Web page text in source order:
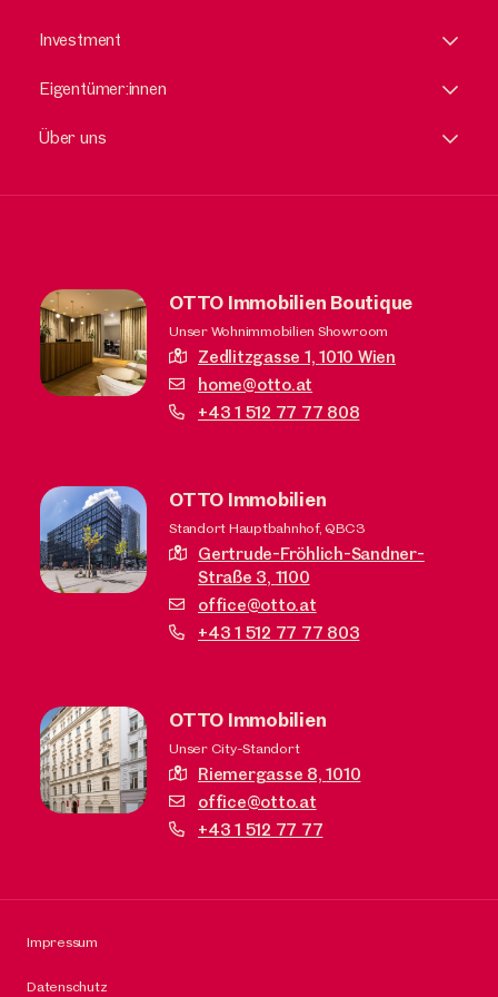
Investment
Eigentümer:innen
Über uns
OTTO Immobilien Boutique
Unser Wohnimmobilien Showroom
Zedlitzgasse 1,1010 Wien
home@otto.at
+43 1 512 77 77 808
OTTO Immobilien
Standort Hauptbahnhof, QBC3
Gertrude-Fröhlich-Sandner-
Straße 3, 1100
office@otto.at
+43 1 512 77 77 803
OTTO Immobilien
Unser City-Standort
Riemergasse 8,1010
office@otto.at
+43 1 512 77 77
Impressum
Datenschutz